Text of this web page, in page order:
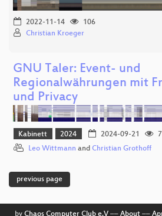
2022-11-14
106
Christian Kroeger
GNU Taler: Event- und
Regionalwährungen mit
und Privacy
Kabinett 2024 2024-09-21
Leo Wittmann and Christian Grothoff
previous page